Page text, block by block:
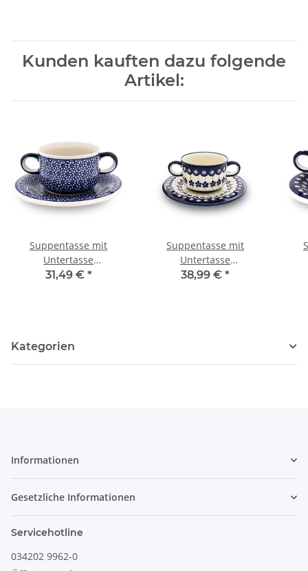
Kunden kauften dazu folgende
Artikel:
Suppentasse mit
Untertasse
(Bouillonschüssel), 0,26
31,49 € *
Suppentasse mit
Untertasse
(Bouillonschüssel), 0,26
38,99 € *
Kategorien
Informationen
Gesetzliche Informationen
Servicehotline
034202 9962-0